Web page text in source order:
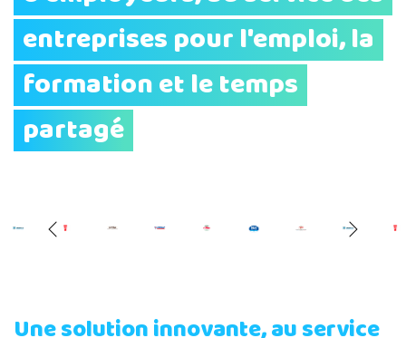
entreprises pour l'emploi, la
formation et le temps
partagé
Une solution innovante, au service